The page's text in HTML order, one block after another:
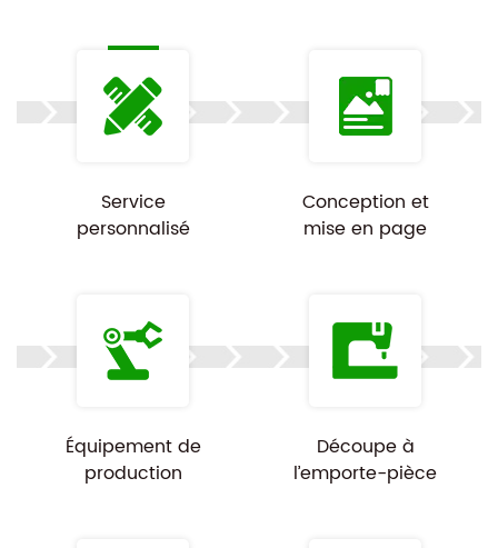
Service
personnalisé
Conception et
mise en page
Équipement de
production
Découpe à
l’emporte-pièce